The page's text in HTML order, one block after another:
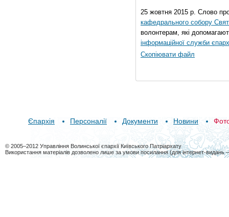
25 жовтня 2015 р. Слово
кафедрального собору
волонтерам, які
інформаційної служби
Скопіювати файл
Єпархія Персоналії Документи Новини
© 2005–2012 Управління Волинської єпархії Київського Патріархату
Використання матеріалів дозволено лише за умови посилання (для інтернет-видань